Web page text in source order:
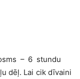
– 6 stundu
dēļ. Lai cik dīvaini